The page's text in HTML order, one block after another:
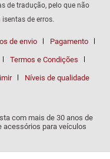
de tradução, pelo que não
de erros.
de envio Pagamento
Termos e Condições
Níveis de qualidade
com mais de 30 anos de
acessórios para veículos